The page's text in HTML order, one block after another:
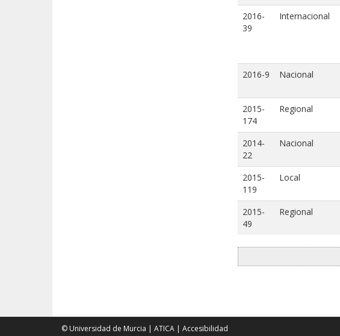
2016-
39
Internacional
2016-9 Nacional
2015-
174
Regional
2014-
22
Nacional
2015-
119
Local
2015-
49
Regional
© Universidad de Murcia ATICA Accesibilidad